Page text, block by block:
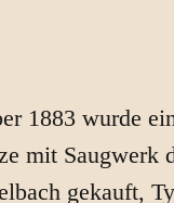
1883 wurde
mit Saugwerk
gekauft,